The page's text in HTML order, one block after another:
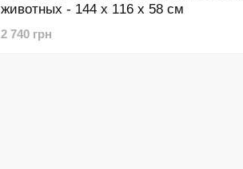
животных - 144 x 116 x 58 см
2 740 грн